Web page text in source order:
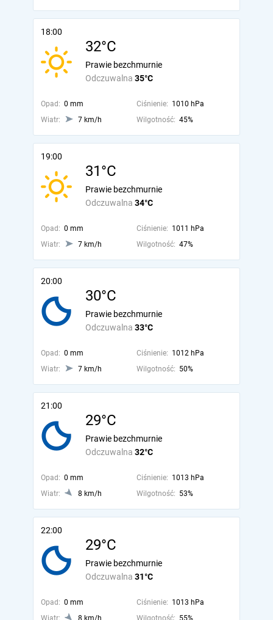
18:00
32°C
Odczuwalna 35°C
Prawie bezchmurnie
Opad: 0 mm Ciśnienie: 1010 hPa
Wiatr:
7 km/h Wilgotność: 45%
19:00
31°C
Odczuwalna 34°C
Prawie bezchmurnie
Opad: 0 mm Ciśnienie: 1011 hPa
Wiatr:
7 km/h Wilgotność: 47%
20:00
30°C
Odczuwalna 33°C
Prawie bezchmurnie
Opad: 0 mm Ciśnienie: 1012 hPa
Wiatr:
7 km/h Wilgotność: 50%
21:00
29°C
Odczuwalna 32°C
Prawie bezchmurnie
Opad: 0 mm Ciśnienie: 1013 hPa
Wiatr:
8 km/h Wilgotność: 53%
22:00
29°C
Odczuwalna 31°C
Prawie bezchmurnie
Opad: 0 mm Ciśnienie: 1013 hPa
Wiatr:
8 km/h Wilgotność: 55%